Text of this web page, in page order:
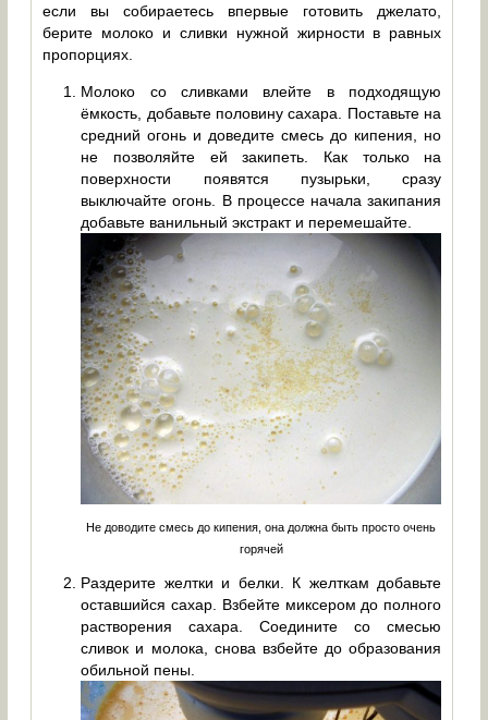
если вы собираетесь впервые готовить джелато,
берите молоко и сливки нужной жирности в равных
пропорциях.
Молоко со сливками влейте в подходящую
ёмкость, добавьте половину сахара. Поставьте на
средний огонь и доведите смесь до кипения, но
не позволяйте ей закипеть. Как только на
поверхности появятся пузырьки, сразу
выключайте огонь. В процессе начала закипания
добавьте ванильный экстракт и перемешайте.
Не доводите смесь до кипения, она должна быть просто очень
горячей
Раздерите желтки и белки. К желткам добавьте
оставшийся сахар. Взбейте миксером до полного
растворения сахара. Соедините со смесью
сливок и молока, снова взбейте до образования
обильной пены.